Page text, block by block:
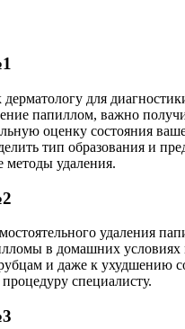
дерматологу для
папиллом, важно
оценку состояния
тип образования и
методы удаления.
удаления
в домашних условиях
и даже к ухудшению
процедуру специалисту.